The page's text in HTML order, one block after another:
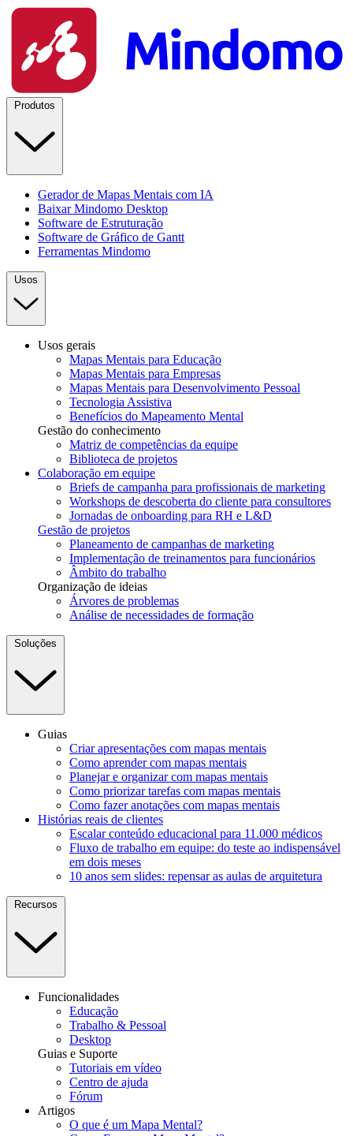
Produtos
Gerador de Mapas Mentais com IA
Baixar Mindomo Desktop
Software de Estruturação
Software de Gráfico de Gantt
Ferramentas Mindomo
Usos
Usos gerais
Mapas Mentais para Educação
Mapas Mentais para Empresas
Mapas Mentais para Desenvolvimento Pessoal
Tecnologia Assistiva
Benefícios do Mapeamento Mental
Gestão do conhecimento
Matriz de competências da equipe
Biblioteca de projetos
Colaboração em equipe
Briefs de campanha para profissionais de marketing
Workshops de descoberta do cliente para consultores
Jornadas de onboarding para RH e L&D
Gestão de projetos
Planeamento de campanhas de marketing
Implementação de treinamentos para funcionários
Âmbito do trabalho
Organização de ideias
Árvores de problemas
Análise de necessidades de formação
Soluções
Guias
Criar apresentações com mapas mentais
Como aprender com mapas mentais
Planejar e organizar com mapas mentais
Como priorizar tarefas com mapas mentais
Como fazer anotações com mapas mentais
Histórias reais de clientes
Escalar conteúdo educacional para 11.000 médicos
Fluxo de trabalho em equipe: do teste ao indispensável
em dois meses
10 anos sem slides: repensar as aulas de arquitetura
Recursos
Funcionalidades
Educação
Trabalho & Pessoal
Desktop
Guias e Suporte
Tutoriais em vídeo
Centro de ajuda
Fórum
Artigos
O que é um Mapa Mental?